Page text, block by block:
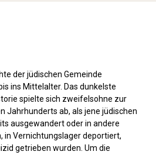
der jüdischen Gemeinde
ins Mittelalter. Das dunkelste
spielte sich zweifelsohne zur
Jahrhunderts ab, als jene jüdischen
ausgewandert oder in andere
in Vernichtungslager deportiert,
getrieben wurden. Um die